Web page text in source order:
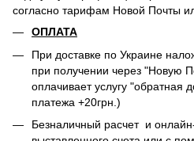
согласно тарифам Новой Почты
ОПЛАТА
При доставке по Украине
при получении через "Новую
оплачивает услугу "обратная
платежа +20грн.)
Безналичный расчет и